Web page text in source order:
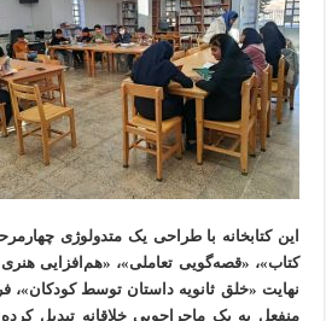
این کتابخانه با طراحی یک متدولوژی
کتاب»، «قصه‌گویی تعاملی»، «هم‌افزایی
نهایت «خلق ثانویه داستان توسط کودکان»،
منفعل به یک ماجراجویی خلاقانه تبدیل